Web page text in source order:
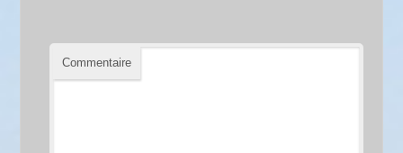
Commentaire